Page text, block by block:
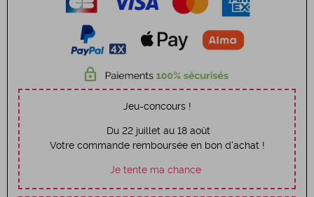
Jeu-concours !
Du 22 juillet au 18 août
Votre commande remboursée en bon d'achat !
Je tente ma chance